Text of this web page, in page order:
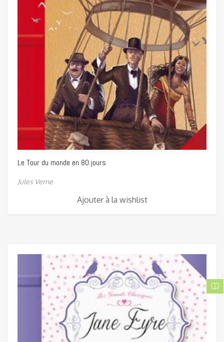
Le Tour du monde en 80 jours
Jules Verne
Ajouter à la wishlist